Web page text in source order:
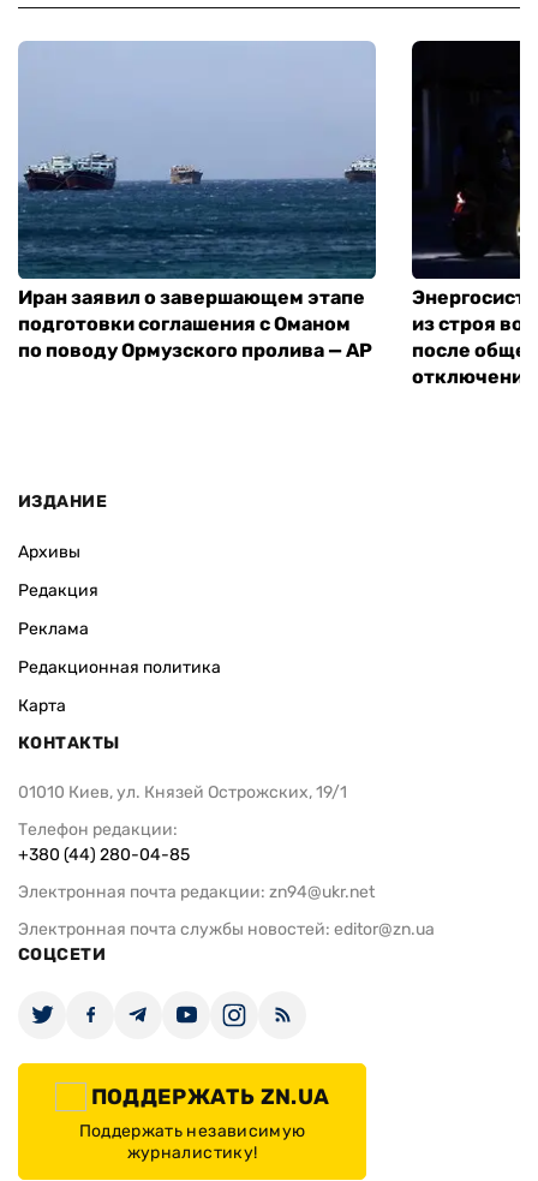
Иран заявил о завершающем этапе
подготовки соглашения с Оманом
по поводу Ормузского пролива — AP
из строя во
после
отключения
ИЗДАНИЕ
Архивы
Редакция
Реклама
Редакционная политика
Карта
КОНТАКТЫ
01010 Киев, ул. Князей Острожских, 19/1
Телефон редакции:
+380 (44) 280-04-85
Электронная почта редакции: zn94@ukr.net
Электронная почта службы новостей: editor@zn.ua
СОЦСЕТИ
ПОДДЕРЖАТЬ ZN.UA
Поддержать независимую
журналистику!